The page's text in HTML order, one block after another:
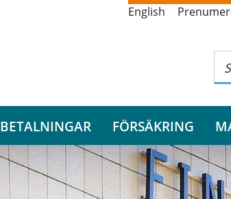
English
BETALNINGAR FÖRSÄKRING